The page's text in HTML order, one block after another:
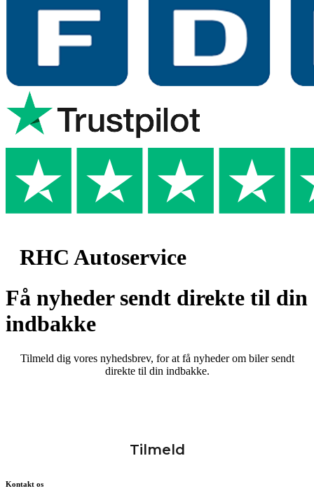
RHC Autoservice
Få nyheder sendt direkte til din
indbakke
Tilmeld dig vores nyhedsbrev, for at få nyheder om biler sendt
direkte til din indbakke.
Kontakt os